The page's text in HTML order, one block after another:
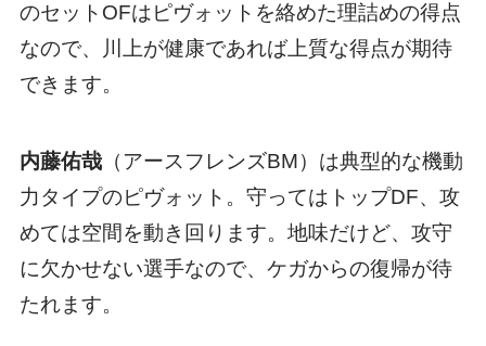
のセットOFはピヴォットを絡めた理詰めの得点
なので、川上が健康であれば上質な得点が期待
できます。
内藤佑哉（アースフレンズBM）は典型的な機動
力タイプのピヴォット。守ってはトップDF、攻
めては空間を動き回ります。地味だけど、攻守
に欠かせない選手なので、ケガからの復帰が待
たれます。